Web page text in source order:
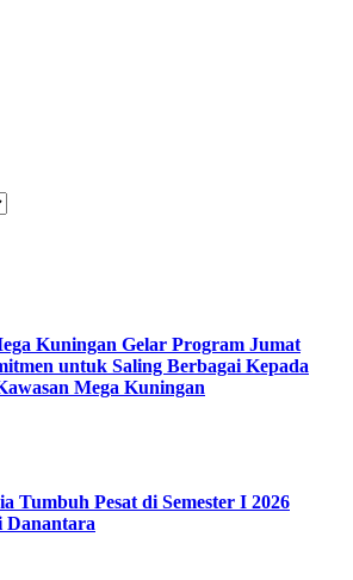
Kuningan Gelar Program Jumat
untuk Saling Berbagai Kepada
Mega Kuningan
Tumbuh Pesat di Semester I 2026
Danantara